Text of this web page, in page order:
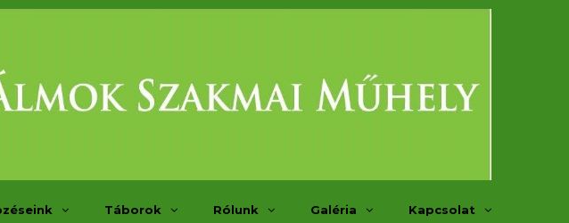
Táborok Rólunk Galéria Kapcsolat